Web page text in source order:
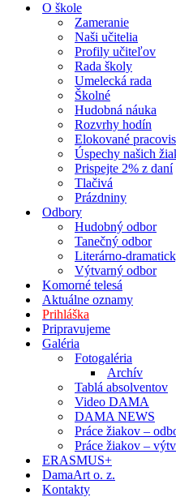
O škole
Zameranie
Naši učitelia
Profily učiteľov
Rada školy
Umelecká rada
Školné
Hudobná náuka
Rozvrhy hodín
Elokované
Úspechy našich
Prispejte 2% z daní
Tlačivá
Prázdniny
Odbory
Hudobný odbor
Tanečný odbor
Literárno-
Výtvarný odbor
Komorné telesá
Aktuálne oznamy
Prihláška
Pripravujeme
Galéria
Fotogaléria
Archív
Tablá absolventov
Video DAMA
DAMA NEWS
Práce žiakov –
Práce žiakov –
ERASMUS+
DamaArt o. z.
Kontakty